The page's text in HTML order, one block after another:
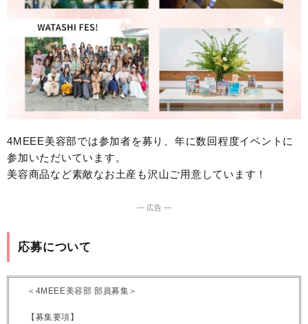
4MEEE美容部では参加者を募り、年に数回程度イベントに
参加いただいています。
美容商品など素敵なお土産も沢山ご用意しています！
― 広告 ―
応募について
＜4MEEE美容部 部員募集＞
【募集要項】